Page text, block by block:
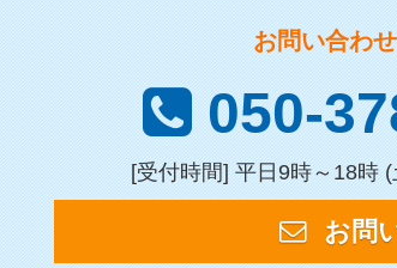
お問い合わ
050-
[受付時間] 平日9時～18時
お問